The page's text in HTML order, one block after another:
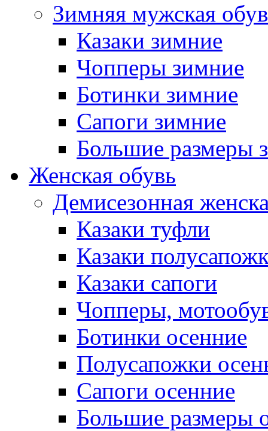
Зимняя мужская
Казаки зимние
Чопперы зимние
Ботинки зимние
Сапоги зимние
Большие размеры
Женская обувь
Демисезонная
Казаки туфли
Казаки
Казаки сапоги
Чопперы,
Ботинки осенние
Полусапожки
Сапоги осенние
Большие размеры